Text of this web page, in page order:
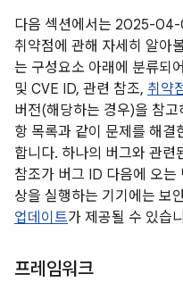
다음 섹션에서는 2025-04-
취약점에 관해 자세히 알아
는 구성요소 아래에 분류되
및 CVE ID, 관련 참조, 취약
버전(해당하는 경우)을 참
항 목록과 같이 문제를 해
합니다. 하나의 버그와 관
참조가 버그 ID 다음에 오는
상을 실행하는 기기에는 보
업데이트가 제공될 수 있습
프레임워크